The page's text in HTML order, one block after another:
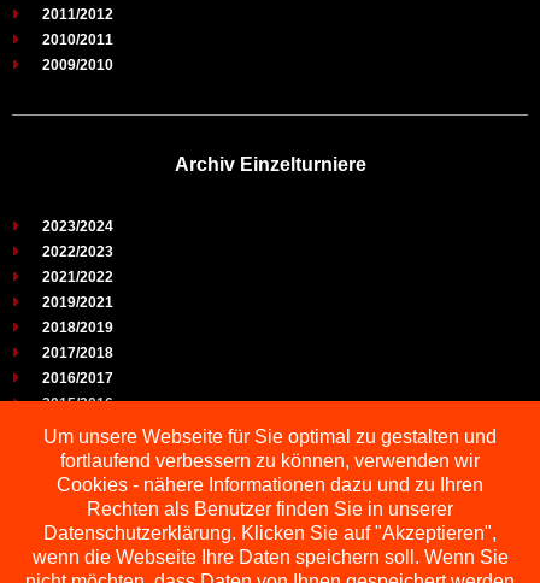
2011/2012
2010/2011
2009/2010
Archiv Einzelturniere
2023/2024
2022/2023
2021/2022
2019/2021
2018/2019
2017/2018
2016/2017
2015/2016
2014/2015
2013/2014
2012/2013
2011/2012
2010/2011
2009/2010
Um unsere Webseite für Sie optimal zu gestalten und
fortlaufend verbessern zu können, verwenden wir
Cookies - nähere Informationen dazu und zu Ihren
Rechten als Benutzer finden Sie in unserer
Datenschutzerklärung. Klicken Sie auf "Akzeptieren",
wenn die Webseite Ihre Daten speichern soll. Wenn Sie